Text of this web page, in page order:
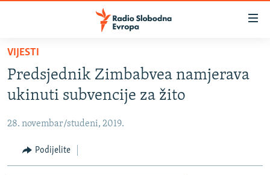
Pređite
glavni
sadržaj
na
navigaciju
Pređite
VIJESTI
BOSNA I HERCEGOVINA
KOSOVO
CRNA GORA
VIJESTI
Predsjednik Zimbabvea namjerava
ukinuti subvencije za žito
28. novembar/studeni, 2019.
Podijelite